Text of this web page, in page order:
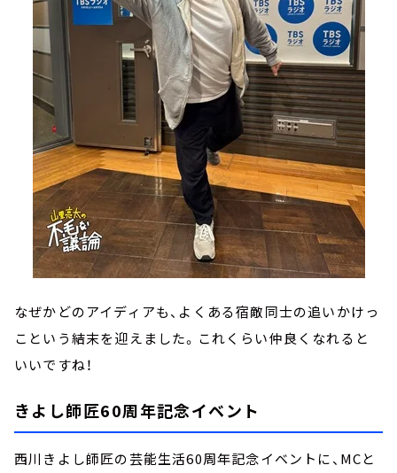
なぜかどのアイディアも、よくある宿敵同士の追いかけっ
こという結末を迎えました。これくらい仲良くなれると
いいですね！
きよし師匠60周年記念イベント
西川きよし師匠の芸能生活60周年記念イベントに、MCと